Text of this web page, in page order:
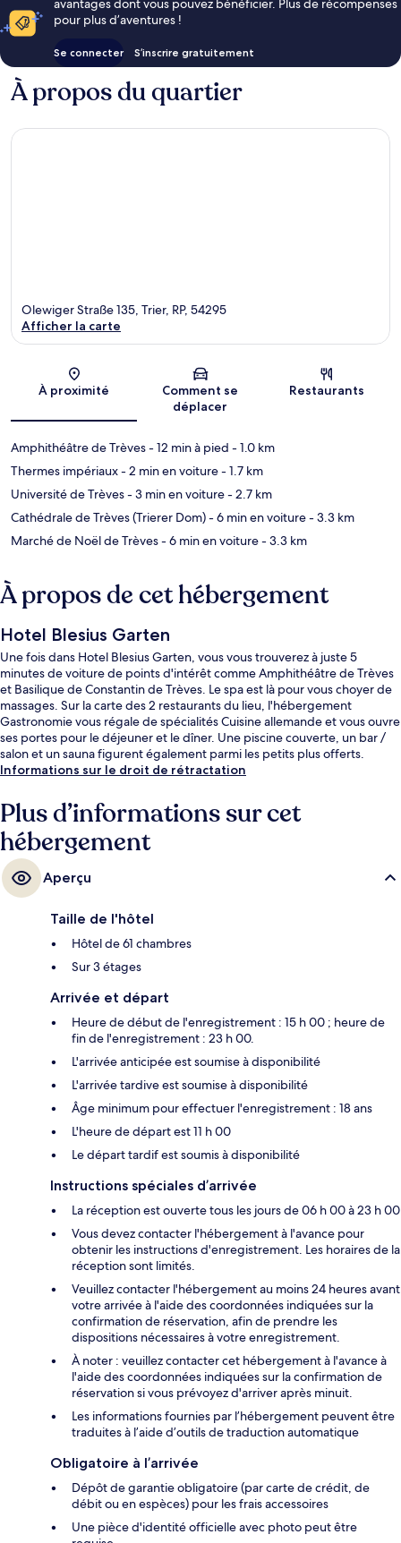
avantages dont vous pouvez bénéficier. Plus de récompenses
pour plus d’aventures !
Se connecter S’inscrire gratuitement
À propos du quartier
Carte
Olewiger Straße 135, Trier, RP, 54295
Afficher la carte
À proximité
Comment se
déplacer
Restaurants
Amphithéâtre de Trèves- 12 min à pied - 1.0 km
Thermes impériaux- 2 min en voiture- 1.7 km
Université de Trèves- 3 min en voiture- 2.7 km
Cathédrale de Trèves (Trierer Dom)- 6 min en voiture- 3.3 km
Marché de Noël de Trèves- 6 min en voiture- 3.3 km
À propos de cet hébergement
Hotel Blesius Garten
Une fois dans Hotel Blesius Garten, vous vous trouverez à juste 5
minutes de voiture de points d'intérêt comme Amphithéâtre de Trèves
et Basilique de Constantin de Trèves. Le spa est là pour vous choyer de
massages. Sur la carte des 2 restaurants du lieu, l'hébergement
Gastronomie vous régale de spécialités Cuisine allemande et vous ouvre
ses portes pour le déjeuner et le dîner. Une piscine couverte, un bar /
salon et un sauna figurent également parmi les petits plus offerts.
Informations sur le droit de rétractation
Plus d’informations sur cet
hébergement
Aperçu
Taille de l'hôtel
Hôtel de 61 chambres
Sur 3 étages
Arrivée et départ
Heure de début de l'enregistrement : 15 h 00 ; heure de
fin de l'enregistrement : 23 h 00.
L'arrivée anticipée est soumise à disponibilité
L'arrivée tardive est soumise à disponibilité
Âge minimum pour effectuer l'enregistrement : 18 ans
L'heure de départ est 11 h 00
Le départ tardif est soumis à disponibilité
Instructions spéciales d’arrivée
La réception est ouverte tous les jours de 06 h 00 à 23 h 00
Vous devez contacter l'hébergement à l'avance pour
obtenir les instructions d'enregistrement. Les horaires de la
réception sont limités.
Veuillez contacter l'hébergement au moins 24 heures avant
votre arrivée à l'aide des coordonnées indiquées sur la
confirmation de réservation, afin de prendre les
dispositions nécessaires à votre enregistrement.
À noter : veuillez contacter cet hébergement à l'avance à
l'aide des coordonnées indiquées sur la confirmation de
réservation si vous prévoyez d'arriver après minuit.
Les informations fournies par l’hébergement peuvent être
traduites à l’aide d’outils de traduction automatique
Obligatoire à l’arrivée
Dépôt de garantie obligatoire (par carte de crédit, de
débit ou en espèces) pour les frais accessoires
Une pièce d'identité officielle avec photo peut être